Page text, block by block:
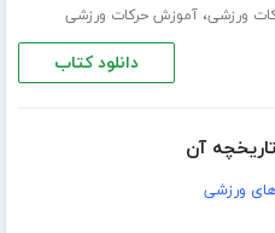
ورزشی،آموزش حرکات ورزشی
دانلود کتاب
آن
ورزشی